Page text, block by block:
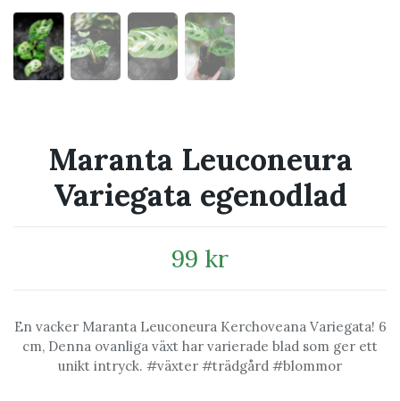
Maranta Leuconeura
Variegata egenodlad
99 kr
En vacker Maranta Leuconeura Kerchoveana Variegata! 6
cm, Denna ovanliga växt har varierade blad som ger ett
unikt intryck. #växter #trädgård #blommor